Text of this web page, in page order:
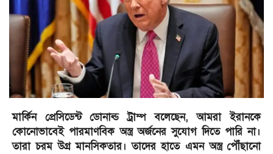
মার্কিন প্রেসিডেন্ট ডোনাল্ড ট্রাম্প বলেছেন, আমরা ইরানকে
কোনোভাবেই পারমাণবিক অস্ত্র অর্জনের সুযোগ দিতে পারি না।
তারা চরম উগ্র মানসিকতার। তাদের হাতে এমন অস্ত্র পৌঁছানো